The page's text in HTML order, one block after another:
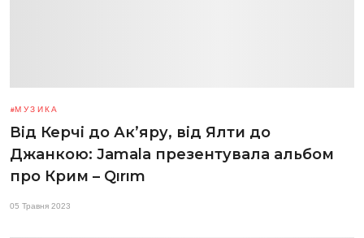
МУЗИКА
Від Керчі до Ак’яру, від Ялти до
Джанкою: Jamala презентувала альбом
про Крим – Qırım
05 Травня 2023